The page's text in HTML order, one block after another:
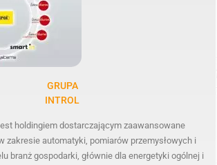
GRUPA
INTROL
holdingiem dostarczającym zaawansowane
zakresie automatyki, pomiarów przemysłowych i
branż gospodarki, głównie dla energetyki ogólnej i